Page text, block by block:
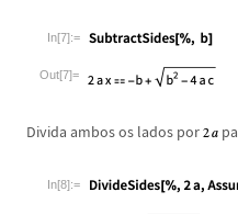
In[7]:=
Out[7]=
Divida ambos os lados por
In[8]:=